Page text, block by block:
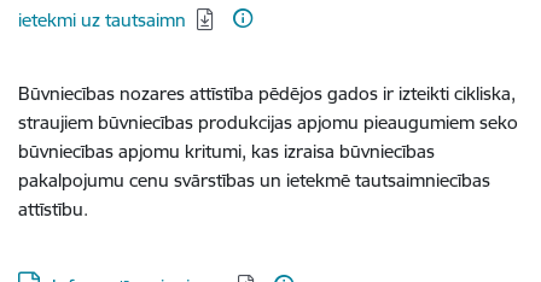
ietekmi uz tautsaimn
Būvniecības nozares attīstība pēdējos gados ir izteikti cikliska,
straujiem būvniecības produkcijas apjomu pieaugumiem seko
būvniecības apjomu kritumi, kas izraisa būvniecības
pakalpojumu cenu svārstības un ietekmē tautsaimniecības
attīstību.